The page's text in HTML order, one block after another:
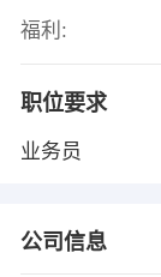
福利:
职位要求
业务员
公司信息